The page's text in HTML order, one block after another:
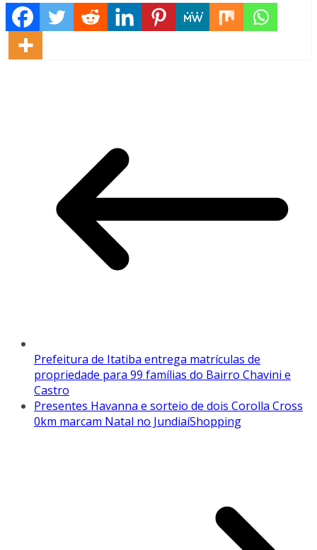
Prefeitura de Itatiba entrega matrículas de
propriedade para 99 famílias do Bairro Chavini e
Castro
Presentes Havanna e sorteio de dois Corolla Cross
0km marcam Natal no JundiaíShopping